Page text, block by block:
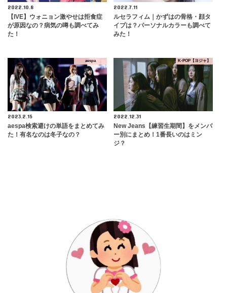
2022.10.8
【IVE】ウォニョン激やせは拒食症
が原因なの？病気の噂も調べてみ
た！
2022.7.11
ルセラフィム｜かずはの骨格・顔タ
イプは？パーソナルカラーも調べて
みた！
aespa
2023.2.15
aespa検索避けの単語をまとめてみ
た！有名なのは冬子なの？
K-POP【ヨジャ】
2022.12.31
New Jeans【練習生期間】をメンバ
ー別にまとめ！1番長いのはミン
ジ？